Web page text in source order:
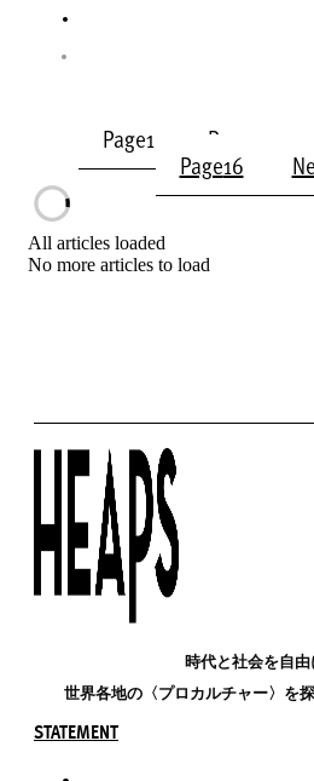
Page1 Page
Page16
All articles loaded
No more articles to load
時代と社会を自由
世界各地の〈プロカルチャー〉を
STATEMENT